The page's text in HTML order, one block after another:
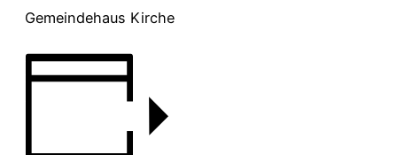
Gemeindehaus Kirche